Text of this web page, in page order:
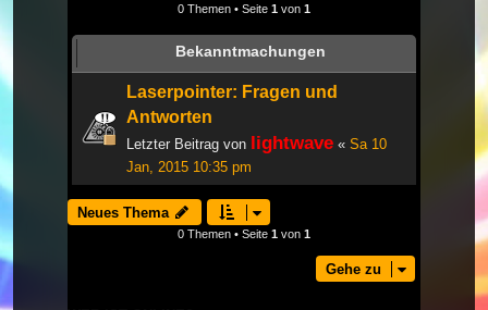
0 Themen • Seite 1 von 1
Bekanntmachungen
Laserpointer: Fragen und
Antworten
Letzter Beitrag von lightwave « Sa 10
Jan, 2015 10:35 pm
Neues Thema
0 Themen • Seite 1 von 1
Gehe zu